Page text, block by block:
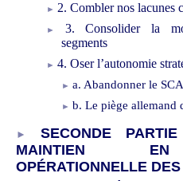
2. Combler nos lacunes
3. Consolider la
segments
4. Oser l’autonomie
a. Abandonner le
b. Le piège allemand
SECONDE PARTIE
MAINTIEN EN
OPÉRATIONNELLE